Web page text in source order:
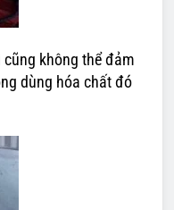
không thể đảm
dùng hóa chất đó